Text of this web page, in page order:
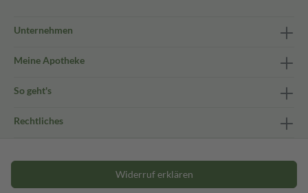
Unternehmen
Meine Apotheke
So geht's
Rechtliches
Widerruf erklären